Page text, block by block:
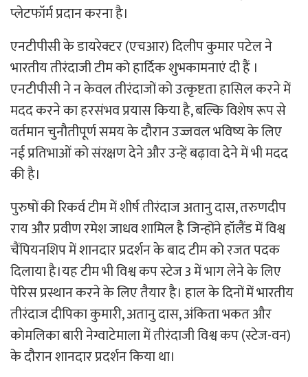
प्लेटफॉर्म प्रदान करना है।
एनटीपीसी के डायरेक्टर (एचआर) दिलीप कुमार पटेल ने
भारतीय तीरंदाजी टीम को हार्दिक शुभकामनाएं दी हैं ।
एनटीपीसी ने न केवल तीरंदाजों को उत्कृष्टता हासिल करने में
मदद करने का हरसंभव प्रयास किया है, बल्कि विशेष रूप से
वर्तमान चुनौतीपूर्ण समय के दौरान उज्जवल भविष्य के लिए
नई प्रतिभाओं को संरक्षण देने और उन्हें बढ़ावा देने में भी मदद
की है।
पुरुषों की रिकर्व टीम में शीर्ष तीरंदाज अतानु दास, तरुणदीप
राय और प्रवीण रमेश जाधव शामिल है जिन्होंने हॉलैंड में विश्व
चैंपियनशिप में शानदार प्रदर्शन के बाद टीम को रजत पदक
दिलाया है।यह टीम भी विश्व कप स्टेज 3 में भाग लेने के लिए
पेरिस प्रस्थान करने के लिए तैयार है। हाल के दिनों में भारतीय
तीरंदाज दीपिका कुमारी, अतानु दास, अंकिता भकत और
कोमलिका बारी नेग्वाटेमाला में तीरंदाजी विश्व कप (स्टेज-वन)
के दौरान शानदार प्रदर्शन किया था।